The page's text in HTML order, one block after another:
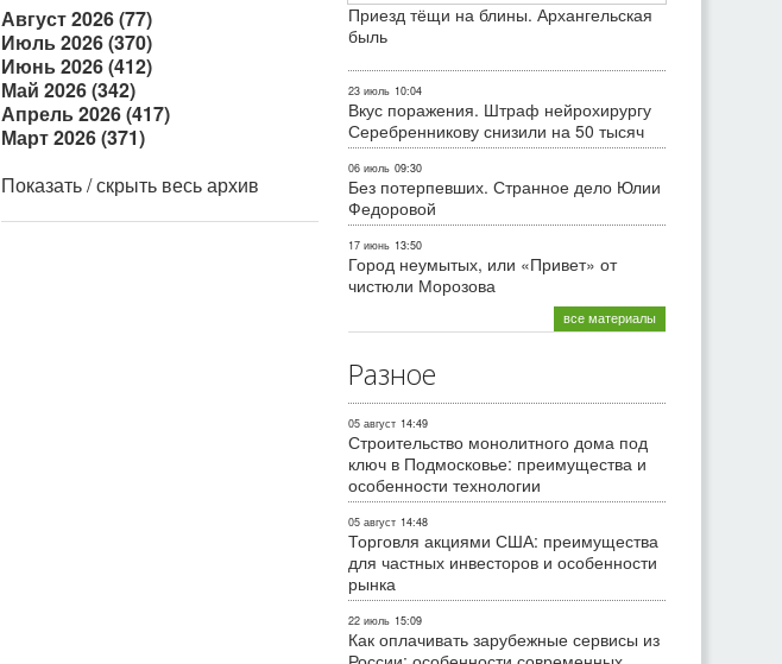
Август 2026 (77)
Июль 2026 (370)
Июнь 2026 (412)
Май 2026 (342)
Апрель 2026 (417)
Март 2026 (371)
Показать / скрыть весь архив
Приезд тёщи на блины. Архангельская
быль
23 июль 10:04
Вкус поражения. Штраф нейрохирургу
Серебренникову снизили на 50 тысяч
06 июль 09:30
Без потерпевших. Странное дело Юлии
Федоровой
17 июнь 13:50
Город неумытых, или «Привет» от
чистюли Морозова
все материалы
Разное
05 август 14:49
Строительство монолитного дома под
ключ в Подмосковье: преимущества и
особенности технологии
05 август 14:48
Торговля акциями США: преимущества
для частных инвесторов и особенности
рынка
22 июль 15:09
Как оплачивать зарубежные сервисы из